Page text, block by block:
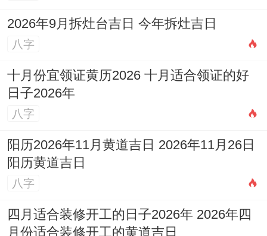
2026年9月拆灶台吉日 今年拆灶吉日
八字
十月份宜领证黄历2026 十月适合领证的好
日子2026年
八字
阳历2026年11月黄道吉日 2026年11月26日
阳历黄道吉日
八字
四月适合装修开工的日子2026年 2026年四
月份适合装修开工的黄道吉日